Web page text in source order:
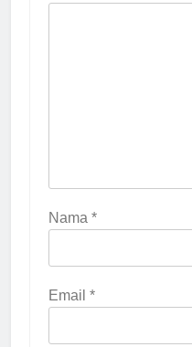
Nama *
Email *